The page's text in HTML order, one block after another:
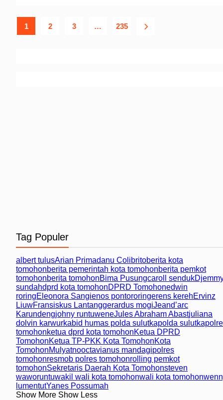
1 2 3 … 235
Tag Populer
albert tulusArian Primadanu Colibritoberita kota
tomohonberita pemerintah kota tomohonberita pemkot
tomohonberita tomohonBima Pusungcaroll senduk
sundahdprd kota tomohonDPRD Tomohonedwin
roringEleonora Sangienos pontororingerens kerehErvinz
LiuwFransiskus Lantanggerardus mogiJeand’arc
Karundengjohny runtuweneJules Abraham Abastjuliana
dolvin karwurkabid humas polda sulutkapolda sulut
tomohonketua dprd kota tomohonKetua DPRD
TomohonKetua TP-PKK Kota TomohonKota
TomohonMulyatnooctavianus mandagipolres
tomohonresmob polres tomohonrolling pemkot
tomohonSekretaris Daerah Kota Tomohonsteven
waworuntuwakil wali kota tomohonwali kota tomohon
lumentutYanes Possumah
Show More Show Less